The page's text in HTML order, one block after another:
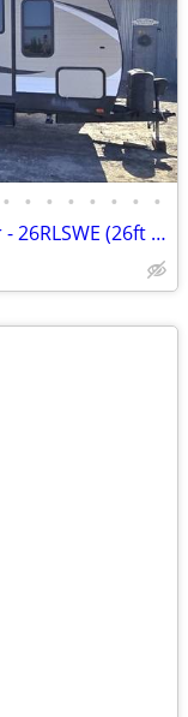
• • • • • • • •
2019 Keystone Hideout Travel Trailer - 26RLSWE (26ft model)